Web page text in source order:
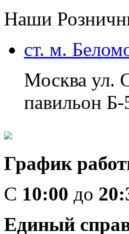
Наши
ст. м.
Москва ул.
павильон Б-
График
C 10:00 до
Единый